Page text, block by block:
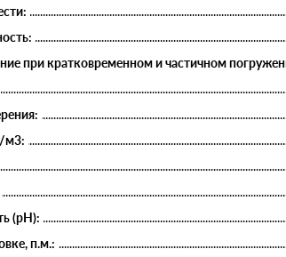
при кратковременном и частичном
м3:
(рН):
п.м.: